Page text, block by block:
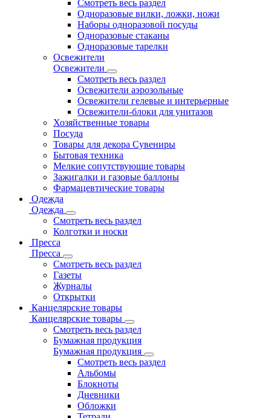
Смотреть весь раздел
Одноразовые вилки, ложки, ножи
Наборы одноразовой посуды
Одноразовые стаканы
Одноразовые тарелки
Освежители
Освежители
Смотреть весь раздел
Освежители аэрозольные
Освежители гелевые и интерьерные
Освежители-блоки для унитазов
Хозяйственные товары
Посуда
Товары для декора Сувениры
Бытовая техника
Мелкие сопутствующие товары
Зажигалки и газовые баллоны
Фармацевтические товары
Одежда
Одежда
Смотреть весь раздел
Колготки и носки
Пресса
Пресса
Смотреть весь раздел
Газеты
Журналы
Открытки
Канцелярские товары
Канцелярские товары
Смотреть весь раздел
Бумажная продукция
Бумажная продукция
Смотреть весь раздел
Альбомы
Блокноты
Дневники
Обложки